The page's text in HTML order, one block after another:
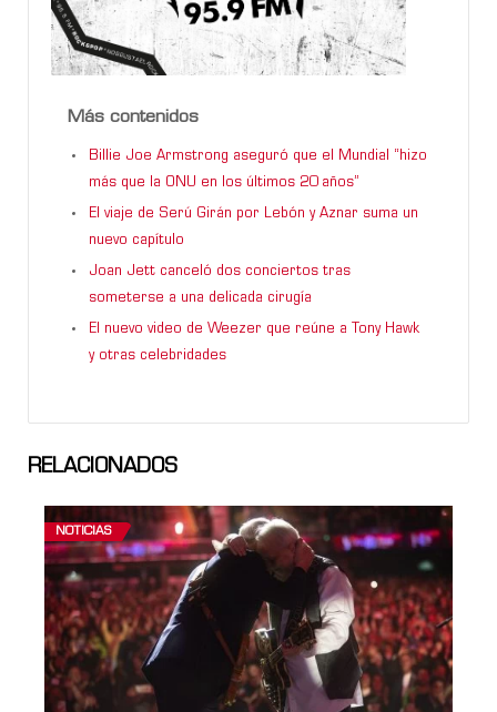
Más contenidos
Billie Joe Armstrong aseguró que el Mundial “hizo
más que la ONU en los últimos 20 años”
El viaje de Serú Girán por Lebón y Aznar suma un
nuevo capítulo
Joan Jett canceló dos conciertos tras
someterse a una delicada cirugía
El nuevo video de Weezer que reúne a Tony Hawk
y otras celebridades
RELACIONADOS
NOTICIAS